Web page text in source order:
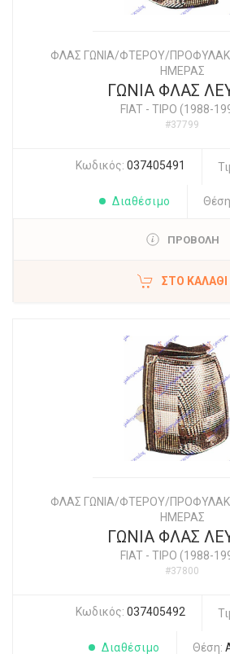
ΦΛΑΣ ΓΩΝΙΑ/ΦΤΕΡΟΥ/
ΗΜΕΡΑΣ
ΓΩΝΙΑ ΦΛΑΣ
FIAT - TIPO (1988-
#37799
Κωδικός: 037405491
Διαθέσιμο
ΠΡΟΒΟΛΗ
ΣΤΟ ΚΑΛΆΘΙ
ΦΛΑΣ ΓΩΝΙΑ/ΦΤΕΡΟΥ/
ΗΜΕΡΑΣ
ΓΩΝΙΑ ΦΛΑΣ
FIAT - TIPO (1988-
#37800
Κωδικός: 037405492
Διαθέσιμο Θέση: